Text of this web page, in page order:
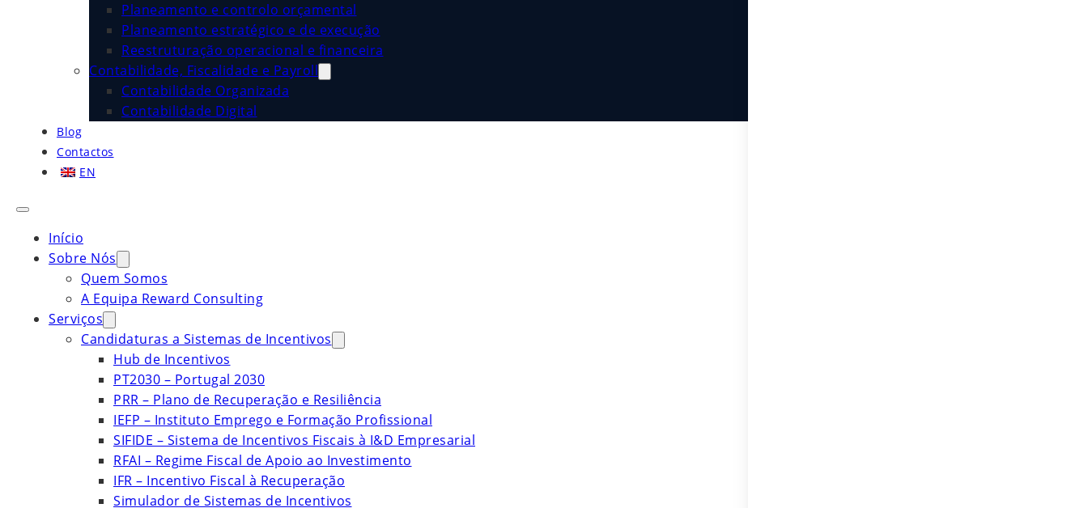
Planeamento e controlo orçamental
Planeamento estratégico e de execução
Reestruturação operacional e financeira
Contabilidade, Fiscalidade e Payroll
Contabilidade Organizada
Contabilidade Digital
Blog
Contactos
EN
Início
Sobre Nós
Quem Somos
A Equipa Reward Consulting
Serviços
Candidaturas a Sistemas de Incentivos
Hub de Incentivos
PT2030 – Portugal 2030
PRR – Plano de Recuperação e Resiliência
IEFP – Instituto Emprego e Formação Profissional
SIFIDE – Sistema de Incentivos Fiscais à I&D Empresarial
RFAI – Regime Fiscal de Apoio ao Investimento
IFR – Incentivo Fiscal à Recuperação
Simulador de Sistemas de Incentivos